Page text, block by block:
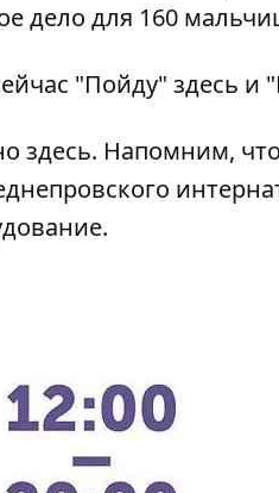
дело для 160
"Пойду" здесь и
здесь. Напомним,